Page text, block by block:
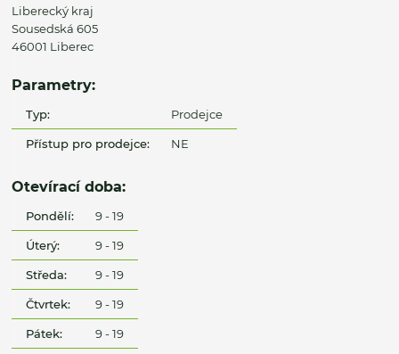
Liberecký kraj
Sousedská 605
46001 Liberec
Parametry:
Typ: Prodejce
Přístup pro prodejce: NE
Otevírací doba:
Pondělí: 9 - 19
Úterý: 9 - 19
Středa: 9 - 19
Čtvrtek: 9 - 19
Pátek: 9 - 19